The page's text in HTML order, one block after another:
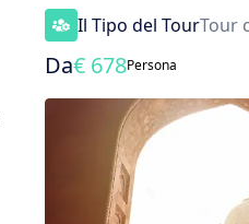
Il Tipo del TourTour
Da€ 678Persona